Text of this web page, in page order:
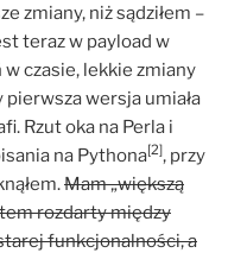
zmiany, niż sądziłem –
teraz w payload w
w czasie, lekkie zmiany
wersja umiała
Rzut oka na Perla i
na Pythona[2], przy
Mam „większą
rozdarty między
funkcjonalności, a